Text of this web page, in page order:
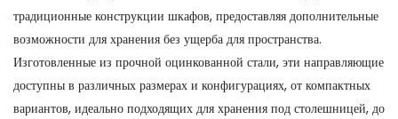
традиционные конструкции шкафов, предоставляя дополнительные
возможности для хранения без ущерба для пространства.
Изготовленные из прочной оцинкованной стали, эти направляющие
доступны в различных размерах и конфигурациях, от компактных
вариантов, идеально подходящих для хранения под столешницей, до